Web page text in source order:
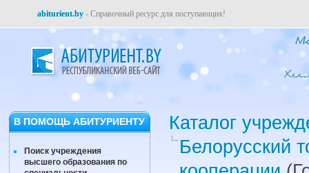
abiturient.by - Справочный ресурс для поступающих!
В ПОМОЩЬ АБИТУРИЕНТУ
Поиск учреждения
высшего образования по
Каталог
Белорусский